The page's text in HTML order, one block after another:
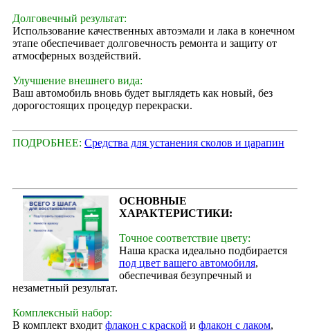
Долговечный результат:
Использование качественных автоэмали и лака в конечном
этапе обеспечивает долговечность ремонта и защиту от
атмосферных воздействий.
Улучшение внешнего вида:
Ваш автомобиль вновь будет выглядеть как новый, без
дорогостоящих процедур перекраски.
ПОДРОБНЕЕ: Средства для устанения сколов и царапин
ОСНОВНЫЕ
ХАРАКТЕРИСТИКИ:
Точное соответствие цвету:
Наша краска идеально подбирается
под цвет вашего автомобиля,
обеспечивая безупречный и
незаметный результат.
Комплексный набор:
В комплект входит флакон с краской и флакон с лаком,